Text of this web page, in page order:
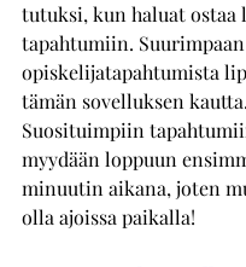
tutuksi, kun haluat ostaa
tapahtumiin.
opiskelijatapahtumista
tämän sovelluksen kautta.
Suosituimpiin
myydään loppuun
minuutin aikana, joten
olla ajoissa paikalla!